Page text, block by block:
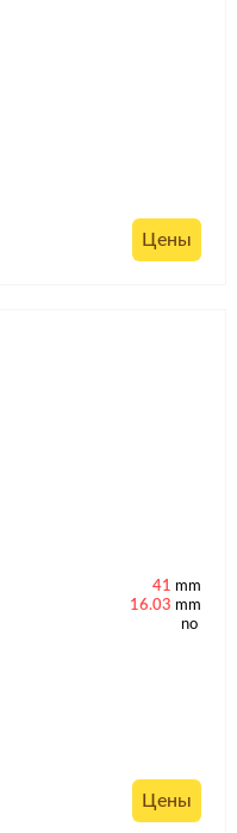
Цены
41
mm
16.03 mm
no
Цены